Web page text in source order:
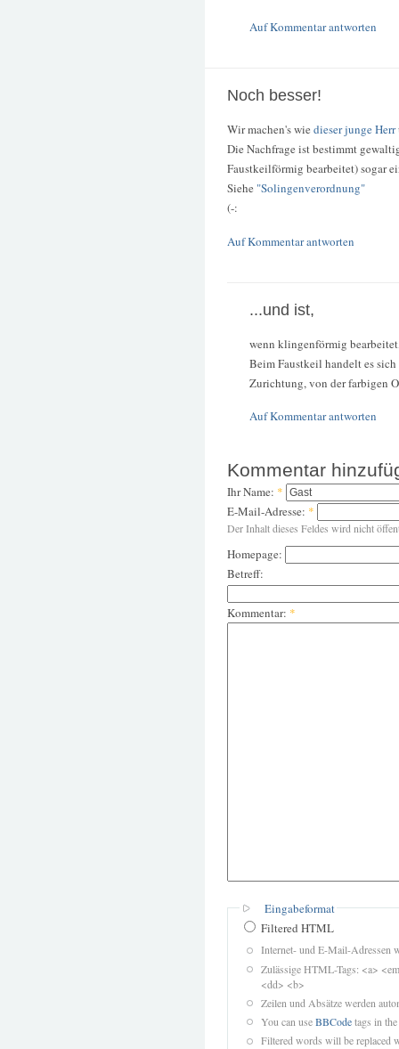
Auf Kommentar antworten
Noch besser!
Wir machen's wie dieser junge Herr
Die Nachfrage ist bestimmt
Faustkeilförmig bearbeitet) sogar
Siehe "Solingenverordnung"
(-:
Auf Kommentar antworten
...und ist,
wenn klingenförmig
Beim Faustkeil handelt es
Zurichtung, von der farbigen
Auf Kommentar antworten
Kommentar
Ihr Name: *
E-Mail-Adresse: *
Der Inhalt dieses Feldes wird nicht
Homepage:
Betreff:
Kommentar: *
Eingabeformat
Filtered HTML
Internet- und E-Mail-Adressen
Zulässige HTML-Tags: <a>
<dd> <b>
Zeilen und Absätze werden
You can useBBCodetags in
Filtered words will be replaced